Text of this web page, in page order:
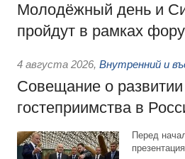
Молодёжный день и
пройдут в рамках
4 августа 2026, Внутренний и
Совещание о
гостеприимства в
Перед